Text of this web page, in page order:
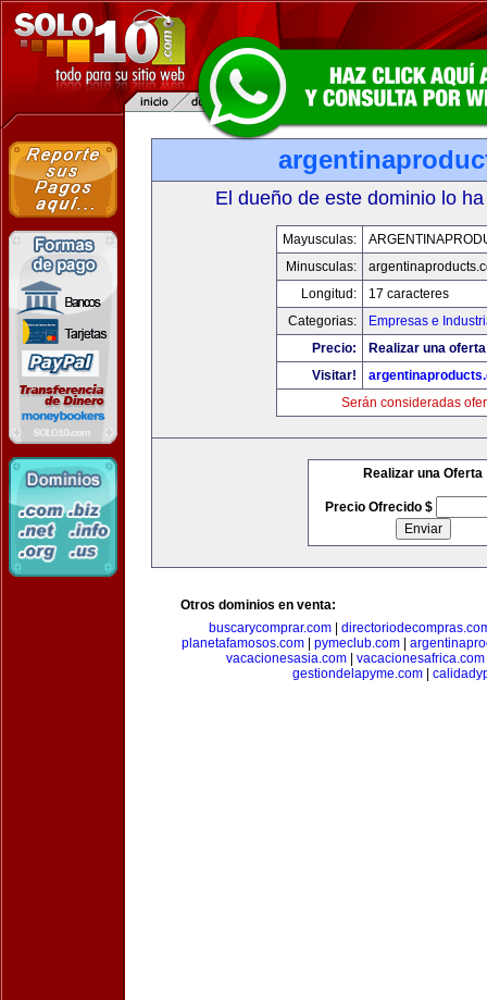
El dueño de este dominio lo
Mayusculas:
Minusculas:
Longitud:
17 caracteres
Categorias:
Empresas e
Precio:
Realizar una
Visitar!
Serán consideradas
Realizar una Oferta
Precio Ofrecido $
Otros dominios en venta:
buscarycomprar.com|
planetafamosos.com| pymeclub.com|
vacacionesasia.com
vacacionesafrica.com
gestiondelapyme.com|